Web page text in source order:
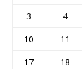
3
4
10
11
17
18